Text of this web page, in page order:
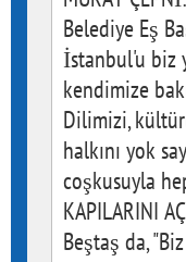
Belediye Eş
İstanbul'u biz
kendimize
Dilimizi,
halkını yok
coşkusuyla
KAPILARINI
Beştaş da,